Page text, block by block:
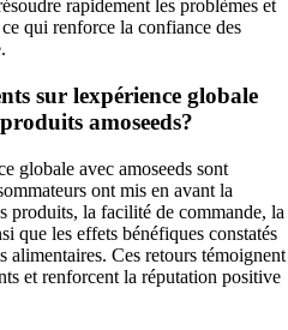
rapidement les problèmes et
qui renforce la confiance des
sur lexpérience globale
amoseeds?
globale avec amoseeds sont
ont mis en avant la
produits, la facilité de commande, la
que les effets bénéfiques constatés
alimentaires. Ces retours témoignent
et renforcent la réputation positive